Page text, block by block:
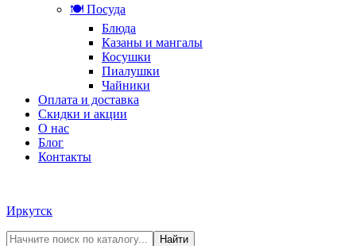
🍽️ Посуда
Блюда
Казаны и мангалы
Косушки
Пиалушки
Чайники
Оплата и доставка
Скидки и акции
О нас
Блог
Контакты
Иркутск
Найти